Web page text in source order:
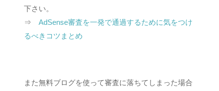
下さい。
⇒ AdSense審査を一発で通過するために気をつけ
るべきコツまとめ
また無料ブログを使って審査に落ちてしまった場合